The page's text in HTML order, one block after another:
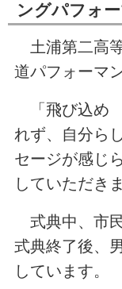
ングパフォ
土浦第二高
道パフォーマ
「飛び込め
れず、自分ら
セージが感じ
していただき
式典中、市
式典終了後、
しています。